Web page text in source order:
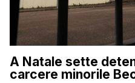
A Natale sette
carcere minorile